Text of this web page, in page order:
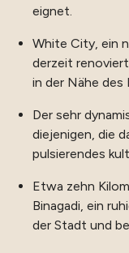
eignet.
White City, ein
derzeit
in der Nähe des
Der sehr
diejenigen, die
pulsierendes
Etwa zehn
Binagadi, ein
der Stadt und